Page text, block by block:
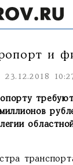
и
23.12.2018